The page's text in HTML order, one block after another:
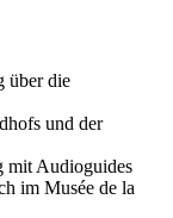
über die
und der
mit Audioguides
im Musée de la